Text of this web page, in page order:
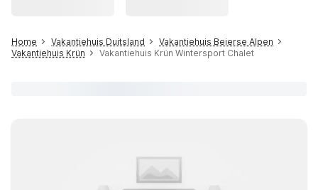
Home Vakantiehuis Duitsland
Vakantiehuis Beierse Alpen
Vakantiehuis Krün
Vakantiehuis Krün Wintersport Chalet